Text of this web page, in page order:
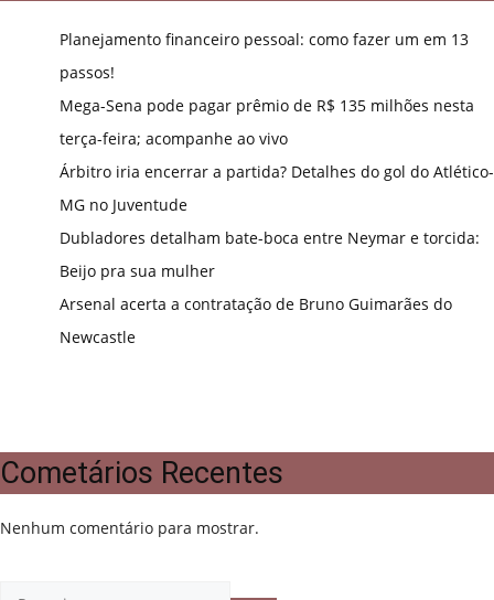
Planejamento financeiro pessoal: como fazer um em 13
passos!
Mega-Sena pode pagar prêmio de R$ 135 milhões nesta
terça-feira; acompanhe ao vivo
Árbitro iria encerrar a partida? Detalhes do gol do Atlético-
MG no Juventude
Dubladores detalham bate-boca entre Neymar e torcida:
Beijo pra sua mulher
Arsenal acerta a contratação de Bruno Guimarães do
Newcastle
Cometários Recentes
Nenhum comentário para mostrar.